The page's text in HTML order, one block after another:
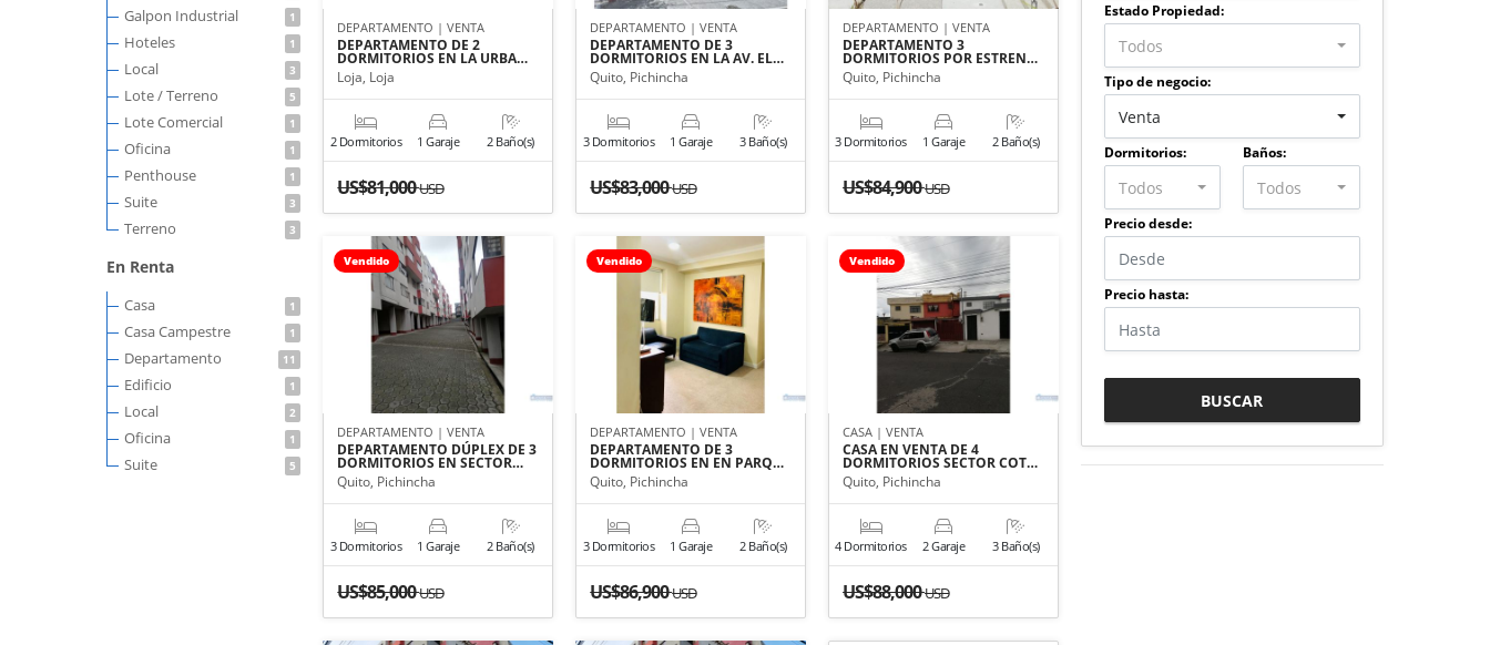
Galpon Industrial 1
Hoteles 1
Local 3
Lote / Terreno 5
Lote Comercial 1
Oficina 1
Penthouse 1
Suite 3
Terreno 3
En Renta
Casa 1
Casa Campestre 1
Departamento 11
Edificio 1
Local 2
Oficina 1
Suite 5
DEPARTAMENTO | VENTA
DEPARTAMENTO DE 2
DORMITORIOS EN LA URBA…
Loja, Loja
2 Dormitorios 1 Garaje 2 Baño(s)
US$81,000USD
DEPARTAMENTO | VENTA
DEPARTAMENTO DE 3
DORMITORIOS EN LA AV. EL…
Quito, Pichincha
3 Dormitorios 1 Garaje 3 Baño(s)
US$83,000USD
DEPARTAMENTO | VENTA
DEPARTAMENTO 3
DORMITORIOS POR ESTREN…
Quito, Pichincha
3 Dormitorios 1 Garaje 2 Baño(s)
US$84,900USD
Vendido
DEPARTAMENTO | VENTA
DEPARTAMENTO DÚPLEX DE 3
DORMITORIOS EN SECTOR…
Quito, Pichincha
3 Dormitorios 1 Garaje 2 Baño(s)
US$85,000USD
Vendido
DEPARTAMENTO | VENTA
DEPARTAMENTO DE 3
DORMITORIOS EN EN PARQ…
Quito, Pichincha
3 Dormitorios 1 Garaje 2 Baño(s)
US$86,900USD
Vendido
CASA | VENTA
CASA EN VENTA DE 4
DORMITORIOS SECTOR COT…
Quito, Pichincha
4 Dormitorios 2 Garaje 3 Baño(s)
US$88,000USD
Estado Propiedad:
Todos
Tipo de negocio:
Venta
Dormitorios:
Todos
Baños:
Todos
Precio desde:
Precio hasta:
BUSCAR